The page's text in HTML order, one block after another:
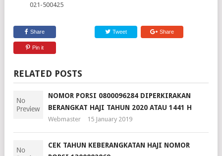
021-500425
Share Tweet Share
Pin it
RELATED POSTS
NOMOR PORSI 0800096284 DIPERKIRAKAN
BERANGKAT HAJI TAHUN 2020 ATAU 1441 H
Webmaster 15 January 2019
CEK TAHUN KEBERANGKATAN HAJI NOMOR